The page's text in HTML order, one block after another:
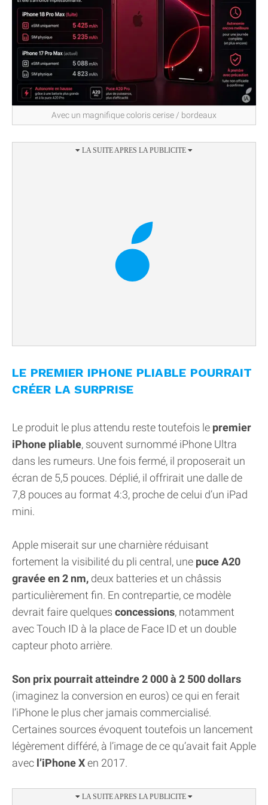
Avec un magnifique coloris cerise / bordeaux
LE PREMIER IPHONE PLIABLE POURRAIT
CRÉER LA SURPRISE
Le produit le plus attendu reste toutefois le premier
iPhone pliable, souvent surnommé iPhone Ultra
dans les rumeurs. Une fois fermé, il proposerait un
écran de 5,5 pouces. Déplié, il offrirait une dalle de
7,8 pouces au format 4:3, proche de celui d’un iPad
mini.
Apple miserait sur une charnière réduisant
fortement la visibilité du pli central, une puce A20
gravée en 2 nm, deux batteries et un châssis
particulièrement fin. En contrepartie, ce modèle
devrait faire quelques concessions, notamment
avec Touch ID à la place de Face ID et un double
capteur photo arrière.
Son prix pourrait atteindre 2 000 à 2 500 dollars
(imaginez la conversion en euros) ce qui en ferait
l’iPhone le plus cher jamais commercialisé.
Certaines sources évoquent toutefois un lancement
légèrement différé, à l’image de ce qu’avait fait Apple
avec l’iPhone Xen 2017.